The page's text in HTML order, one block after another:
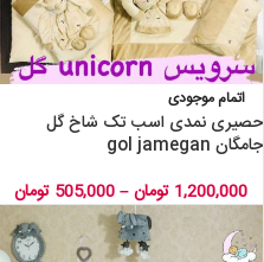
اتمام موجودی
حصیری نمدی اسب تک شاخ گل
جامگان gol jamegan
1,200,000 تومان–
505,000 تومان